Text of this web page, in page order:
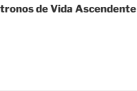
de Vida Ascendente